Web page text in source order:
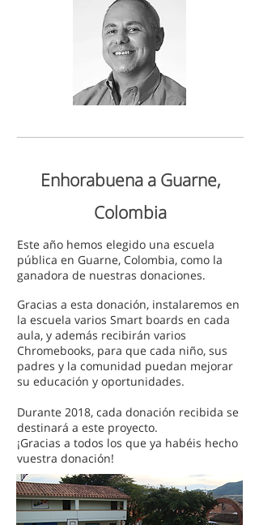
Enhorabuena a Guarne,
Colombia
Este año hemos elegido una escuela
pública en Guarne, Colombia, como la
ganadora de nuestras donaciones.
Gracias a esta donación, instalaremos en
la escuela varios Smart boards en cada
aula, y además recibirán varios
Chromebooks, para que cada niño, sus
padres y la comunidad puedan mejorar
su educación y oportunidades.
Durante 2018, cada donación recibida se
destinará a este proyecto.
¡Gracias a todos los que ya habéis hecho
vuestra donación!